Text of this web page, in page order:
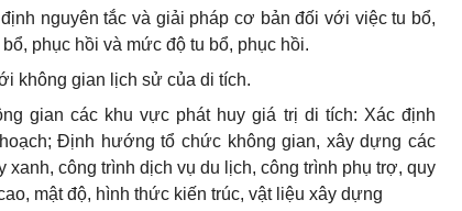
nguyên tắc và giải pháp cơ bản đối với việc tu bổ,
phục hồi và mức độ tu bổ, phục hồi.
không gian lịch sử của di tích.
gian các khu vực phát huy giá trị di tích: Xác định
Định hướng tổ chức không gian, xây dựng các
công trình dịch vụ du lịch, công trình phụ trợ, quy
mật độ, hình thức kiến trúc, vật liệu xây dựng